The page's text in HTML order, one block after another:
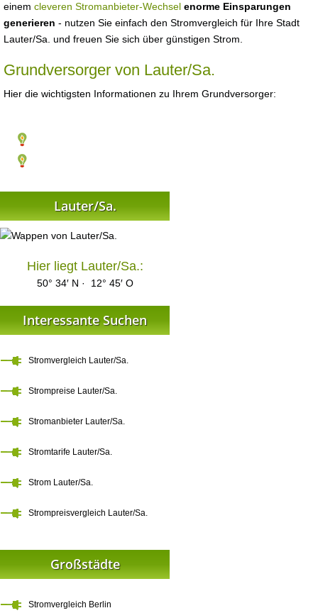
einem cleveren Stromanbieter-Wechsel enorme Einsparungen
generieren - nutzen Sie einfach den Stromvergleich für Ihre Stadt
Lauter/Sa. und freuen Sie sich über günstigen Strom.
Grundversorger von Lauter/Sa.
Hier die wichtigsten Informationen zu Ihrem Grundversorger:
Lauter/Sa.
Hier liegt Lauter/Sa.:
50° 34′ N · 12° 45′ O
Interessante Suchen
Stromvergleich Lauter/Sa.
Strompreise Lauter/Sa.
Stromanbieter Lauter/Sa.
Stromtarife Lauter/Sa.
Strom Lauter/Sa.
Strompreisvergleich Lauter/Sa.
Großstädte
Stromvergleich Berlin